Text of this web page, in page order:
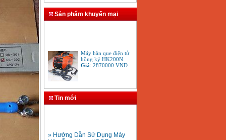
Sản phẩm khuyến mại
hồng ký HK200N
Giá: 2870000VND
Tay cắt mỏ cắt đèn cắt
Giá:650000VND
Tin mới
Hàn Ống Nhựa HDPE